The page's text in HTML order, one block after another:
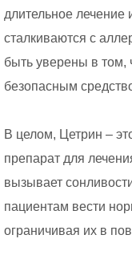
длительное лечение
сталкиваются с
быть уверены в том,
безопасным
В целом, Цетрин –
препарат для
вызывает
пациентам вести
ограничивая их в